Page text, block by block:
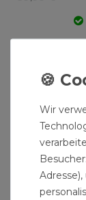
Wir